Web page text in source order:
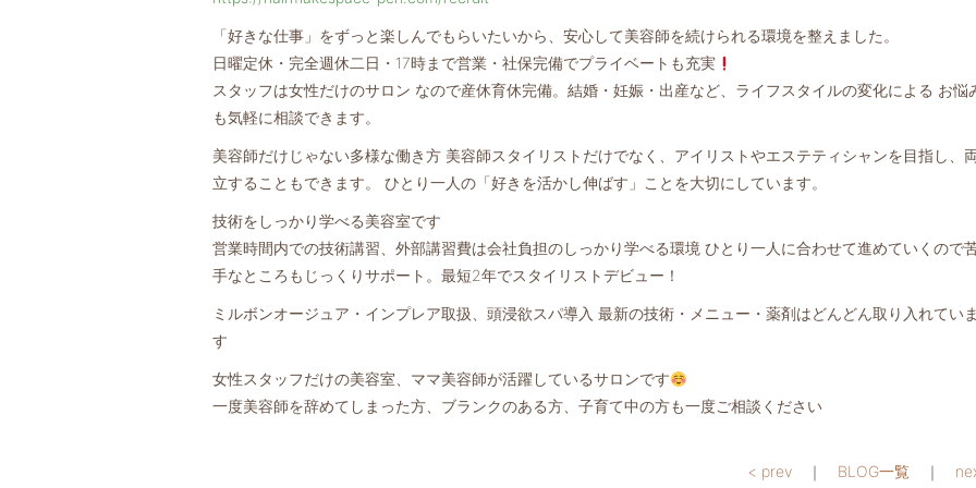
「好きな仕事」をずっと楽しんでもらいたいから、安心して美容師を続けられる環境を整えました。
日曜定休・完全週休二日・17時まで営業・社保完備でプライベートも充実
スタッフは女性だけのサロン なので産休育休完備。結婚・妊娠・出産など、ライフスタイルの変化による お悩
も気軽に相談できます。
美容師だけじゃない多様な働き方 美容師スタイリストだけでなく、アイリストやエステティシャンを目指し、
立することもできます。 ひとり一人の「好きを活かし伸ばす」ことを大切にしています。
技術をしっかり学べる美容室です
営業時間内での技術講習、外部講習費は会社負担のしっかり学べる環境 ひとり一人に合わせて進めていくので
手なところもじっくりサポート。最短2年でスタイリストデビュー！
ミルボンオージュア・インプレア取扱、頭浸欲スパ導入 最新の技術・メニュー・薬剤はどんどん取り入れていま
す
女性スタッフだけの美容室、ママ美容師が活躍しているサロンです
一度美容師を辞めてしまった方、ブランクのある方、子育て中の方も一度ご相談ください
< prev ｜ BLOG一覧 ｜